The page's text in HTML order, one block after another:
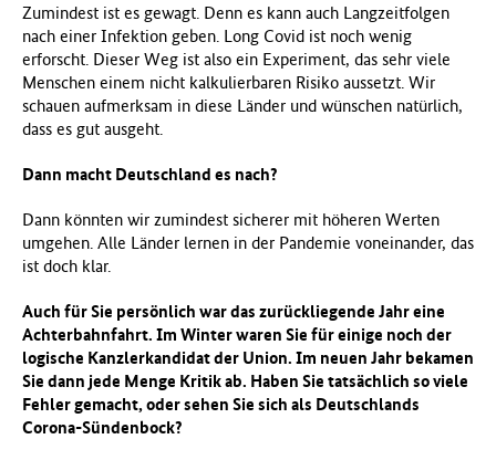
Zumindest ist es gewagt. Denn es kann auch Langzeitfolgen
nach einer Infektion geben. Long Covid ist noch wenig
erforscht. Dieser Weg ist also ein Experiment, das sehr viele
Menschen einem nicht kalkulierbaren Risiko aussetzt. Wir
schauen aufmerksam in diese Länder und wünschen natürlich,
dass es gut ausgeht.
Dann macht Deutschland es nach?
Dann könnten wir zumindest sicherer mit höheren Werten
umgehen. Alle Länder lernen in der Pandemie voneinander, das
ist doch klar.
Auch für Sie persönlich war das zurückliegende Jahr eine
Achterbahnfahrt. Im Winter waren Sie für einige noch der
logische Kanzlerkandidat der Union. Im neuen Jahr bekamen
Sie dann jede Menge Kritik ab. Haben Sie tatsächlich so viele
Fehler gemacht, oder sehen Sie sich als Deutschlands
Corona-Sündenbock?